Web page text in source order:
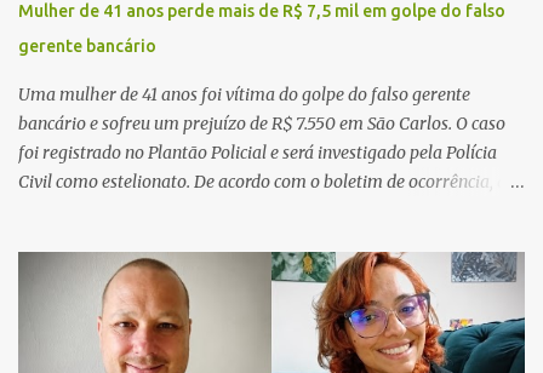
Mulher de 41 anos perde mais de R$ 7,5 mil em golpe do falso
gerente bancário
Uma mulher de 41 anos foi vítima do golpe do falso gerente
bancário e sofreu um prejuízo de R$ 7.550 em São Carlos. O caso
foi registrado no Plantão Policial e será investigado pela Polícia
Civil como estelionato. De acordo com o boletim de ocorrência, a
suspeito alegou que seria necessário atualizar o cadastro da conta
e passou a orientar a vítima sobre os procedimentos que deveriam
ser realizados. Dias depois, o golpista enviou um documento em
PDF simulando uma comunicação oficial da instituição financeira.